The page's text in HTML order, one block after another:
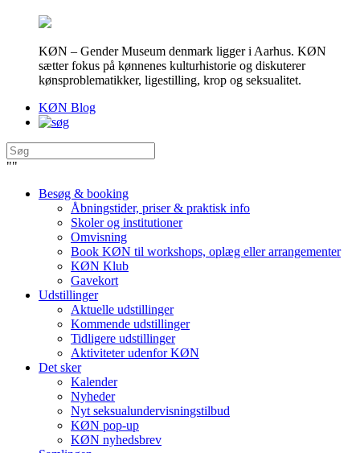
KØN – Gender Museum denmark ligger i Aarhus. KØN
sætter fokus på kønnenes kulturhistorie og diskuterer
kønsproblematikker, ligestilling, krop og seksualitet.
KØN Blog
""
Besøg & booking
Åbningstider, priser & praktisk info
Skoler og institutioner
Omvisning
Book KØN til workshops, oplæg eller arrangementer
KØN Klub
Gavekort
Udstillinger
Aktuelle udstillinger
Kommende udstillinger
Tidligere udstillinger
Aktiviteter udenfor KØN
Det sker
Kalender
Nyheder
Nyt seksualundervisningstilbud
KØN pop-up
KØN nyhedsbrev